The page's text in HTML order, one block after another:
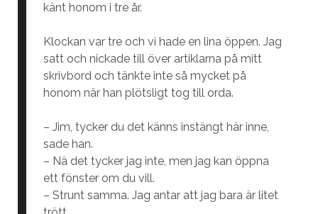
känt honom i tre år.
Klockan var tre och vi hade en lina öppen. Jag
satt och nickade till över artiklarna på mitt
skrivbord och tänkte inte så mycket på
honom när han plötsligt tog till orda.
– Jim, tycker du det känns instängt här inne,
sade han.
– Nä det tycker jag inte, men jag kan öppna
ett fönster om du vill.
– Strunt samma. Jag antar att jag bara är litet